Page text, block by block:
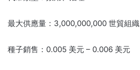
最大供應量：3,000,000,000 世貿組織
種子銷售：0.005 美元 – 0.006 美元